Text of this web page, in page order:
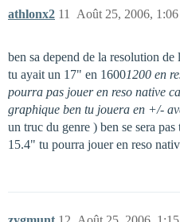
athlonx2 Août 25, 2006, 1:06
11
ben sa depend de la resolution de
tu ayait un 17" en 16001200 en
pourra pas jouer en reso native
graphique ben tu jouera en +/-
un truc du genre ) ben se sera
15.4" tu pourra jouer en reso